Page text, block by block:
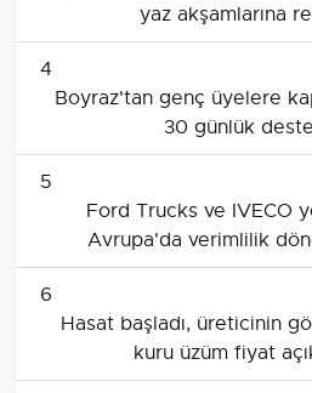
yaz akşamlarına
4
Boyraz'tan genç üyelere
30 günlük
5
Ford Trucks ve IVECO
Avrupa'da verimlilik
6
Hasat başladı, üreticinin
kuru üzüm fiyat